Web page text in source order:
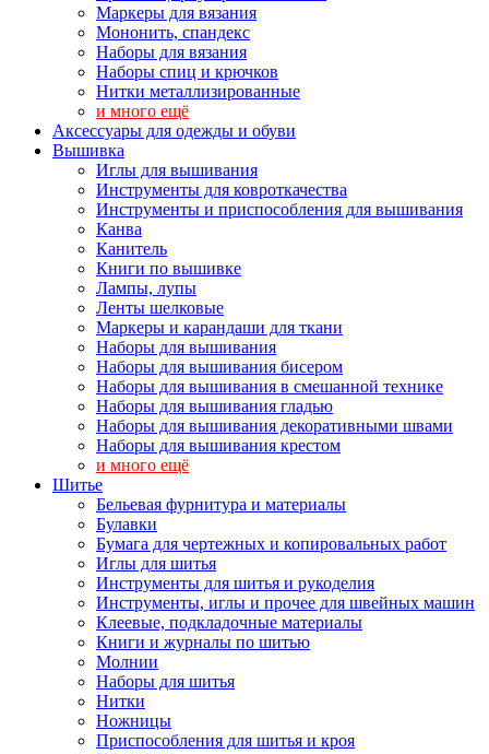
Маркеры для вязания
Мононить, спандекс
Наборы для вязания
Наборы спиц и крючков
Нитки металлизированные
и много ещё
Аксессуары для одежды и обуви
Вышивка
Иглы для вышивания
Инструменты для ковроткачества
Инструменты и приспособления для вышивания
Канва
Канитель
Книги по вышивке
Лампы, лупы
Ленты шелковые
Маркеры и карандаши для ткани
Наборы для вышивания
Наборы для вышивания бисером
Наборы для вышивания в смешанной технике
Наборы для вышивания гладью
Наборы для вышивания декоративными швами
Наборы для вышивания крестом
и много ещё
Шитье
Бельевая фурнитура и материалы
Булавки
Бумага для чертежных и копировальных работ
Иглы для шитья
Инструменты для шитья и рукоделия
Инструменты, иглы и прочее для швейных машин
Клеевые, подкладочные материалы
Книги и журналы по шитью
Молнии
Наборы для шитья
Нитки
Ножницы
Приспособления для шитья и кроя